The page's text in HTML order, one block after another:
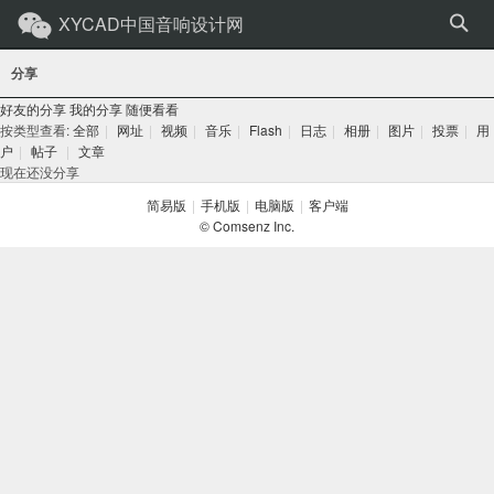
XYCAD中国音响设计网
分享
好友的分享我的分享随便看看
按类型查看:全部 | 网址 | 视频 | 音乐 | Flash | 日志 | 相册 | 图片 | 投票 | 用
户 | 帖子 | 文章
现在还没分享
简易版 | 手机版 | 电脑版 | 客户端
© Comsenz Inc.